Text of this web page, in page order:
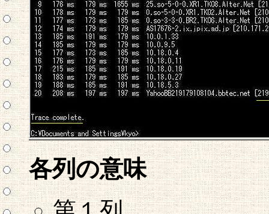
各列の意味